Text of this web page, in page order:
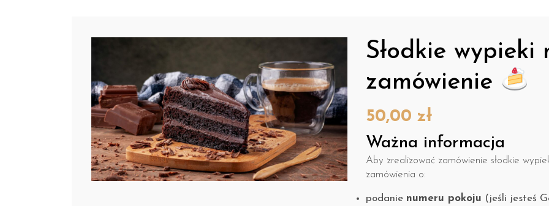
Słodkie wypieki
zamówienie
50,00zł
Ważna informacja
Aby zrealizować zamówienie słodkie
zamówienia o:
podanie numeru pokoju (jeśli jesteś